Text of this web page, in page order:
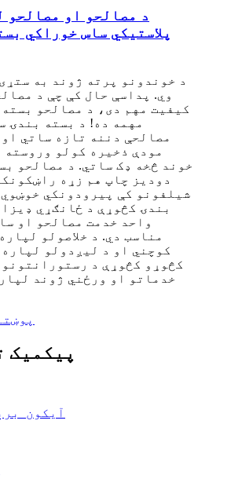
د مصالحو او مصالحو
پلاستيکي ساس خوراکي
د خوندونو پرته ژوند به
وي. پداسې حال کې چې د
کیفیت مهم دی، د مصالحو بسته
مهمه ده! د بسته بندۍ
مصالحې دننه تازه ساتي
مودې ذخیره کولو وروسته
خوند څخه ډک ساتي. د مصالحو
دودیز چاپ هم زړه
شیلفونو کې پیرودونکي خوښوي
بندۍ کڅوړې د ځانګړي
واحد خدمت مصالحو او
مناسب دي. د خلاصولو
کوچني او د لیږدولو لپاره
کڅوړو کڅوړې د
خدماتو او ورځني ژوند
پیکمیک